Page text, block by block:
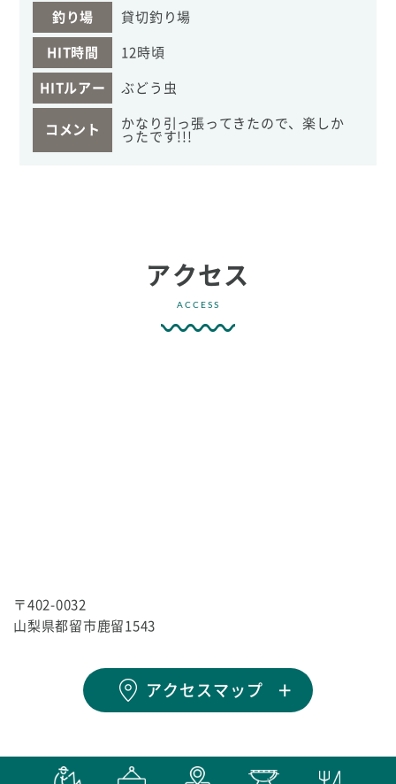
釣り場 貸切釣り場
HIT時間 12時頃
HITルアー ぶどう虫
コメント
かなり引っ張ってきたので、楽しか
ったです!!!
アクセス
ACCESS
〒402-0032
山梨県都留市鹿留1543
アクセスマップ